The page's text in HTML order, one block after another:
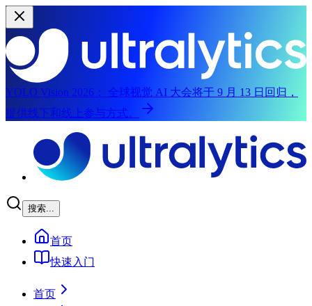
YOLO Vision 2026：
全球视觉 AI 大会将于 9 月 13 日回归，
提供线下和线上参与方式。
搜索...
首页
快速入门
首页